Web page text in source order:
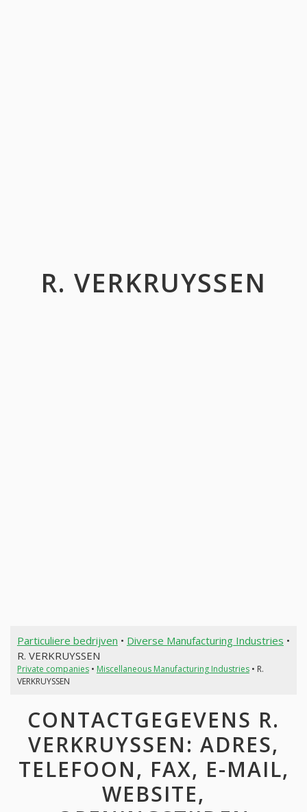
R. VERKRUYSSEN
Particuliere bedrijven • Diverse Manufacturing Industries •
R. VERKRUYSSEN
Private companies• Miscellaneous Manufacturing Industries• R.
VERKRUYSSEN
CONTACTGEGEVENS R.
VERKRUYSSEN: ADRES,
TELEFOON, FAX, E-MAIL,
WEBSITE,